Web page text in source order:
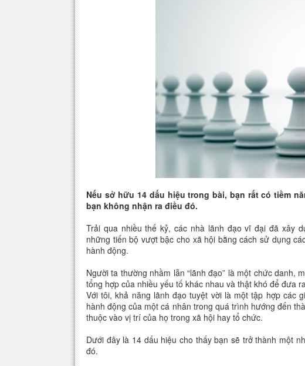
Nếu sở hữu 14 dấu hiệu trong bài, bạn rất có tiềm
bạn không nhận ra điều đó.
Trải qua nhiều thế kỷ, các nhà lãnh đạo vĩ đại đã xây
những tiến bộ vượt bậc cho xã hội bằng cách sử dụng
hành động.
Người ta thường nhầm lẫn “lãnh đạo” là một chức
tổng hợp của nhiều yếu tố khác nhau và thật khó để đưa
Với tôi, khả năng lãnh đạo tuyệt vời là một tập hợp các
hành động của một cá nhân trong quá trình hướng đến
thuộc vào vị trí của họ trong xã hội hay tổ chức.
Dưới đây là 14 dấu hiệu cho thấy bạn sẽ trở thành một
đó.